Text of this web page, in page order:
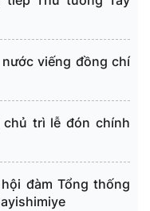
viếng đồng chí
trì lễ đón chính
đàm Tổng thống